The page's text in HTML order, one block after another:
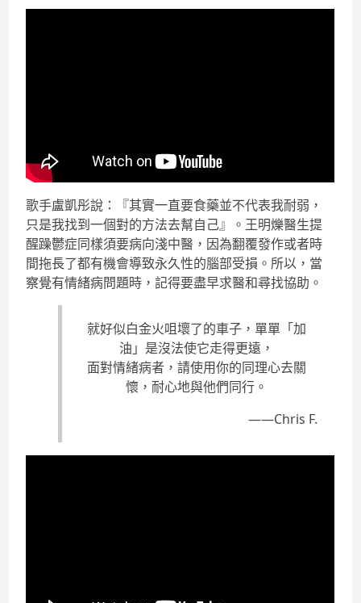
歌手盧凱彤說：『其實一直要食藥並不代表我耐弱，
只是我找到一個對的方法去幫自己』。王明爍醫生提
醒躁鬱症同樣須要病向淺中醫，因為翻覆發作或者時
間拖長了都有機會導致永久性的腦部受損。所以，當
察覺有情緒病問題時，記得要盡早求醫和尋找協助。
就好似白金火咀壞了的車子，單單「加
油」是沒法使它走得更遠，
面對情緒病者，請使用你的同理心去關
懷，耐心地與他們同行。
——Chris F.